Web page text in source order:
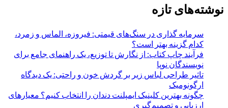
نوشته‌های تازه
سرمایه گذاری در سنگ‌های قیمتی: فیروزه، الماس و زمرد،
کدام گزینه بهتر است؟
فرآیند چاپ کتاب: از نگارش تا توزیع، یک راهنمای جامع برای
نویسندگان نوپا
تاثیر طراحی لباس زیر بر گردش خون و راحتی: یک دیدگاه
ارگونومیک
چگونه بهترین کلینیک ایمپلنت دندان را انتخاب کنیم؟ معیارهای
ارزیابی و تصمیم‌گیری